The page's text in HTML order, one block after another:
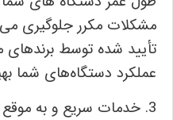
مشکلات مکرر جلوگیری
تأیید شده توسط برندهای
عملکرد دستگاه‌های شما